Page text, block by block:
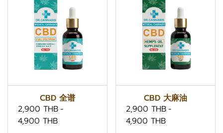
CBD 全谱
2,900 THB-
4,900 THB
CBD 大麻油
2,900 THB-
4,900 THB